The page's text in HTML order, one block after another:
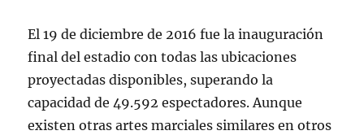
El 19 de diciembre de 2016 fue la inauguración
final del estadio con todas las ubicaciones
proyectadas disponibles, superando la
capacidad de 49.592 espectadores. Aunque
existen otras artes marciales similares en otros